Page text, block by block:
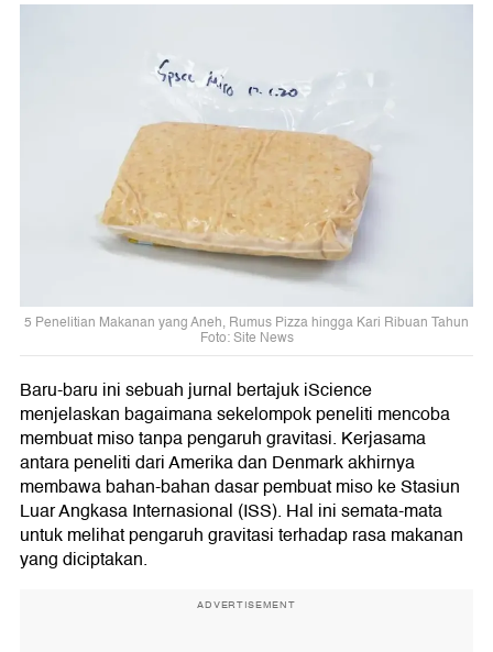
5 Penelitian Makanan yang Aneh, Rumus Pizza hingga Kari Ribuan Tahun
Foto: Site News
Baru-baru ini sebuah jurnal bertajuk iScience
menjelaskan bagaimana sekelompok peneliti mencoba
membuat miso tanpa pengaruh gravitasi. Kerjasama
antara peneliti dari Amerika dan Denmark akhirnya
membawa bahan-bahan dasar pembuat miso ke Stasiun
Luar Angkasa Internasional (ISS). Hal ini semata-mata
untuk melihat pengaruh gravitasi terhadap rasa makanan
yang diciptakan.
ADVERTISEMENT